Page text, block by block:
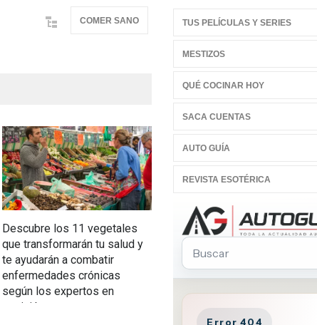
COMER SANO
Descubre los 11 vegetales
que transformarán tu salud y
te ayudarán a combatir
enfermedades crónicas
según los expertos en
nutrición.
Descubre las seis
sorprendentes fuentes de
proteína sin carne que
mejorarán tu salud y cuidarán
el planeta
TUS PELÍCULAS Y SERIES
MESTIZOS
QUÉ COCINAR HOY
SACA CUENTAS
AUTO GUÍA
REVISTA ESOTÉRICA